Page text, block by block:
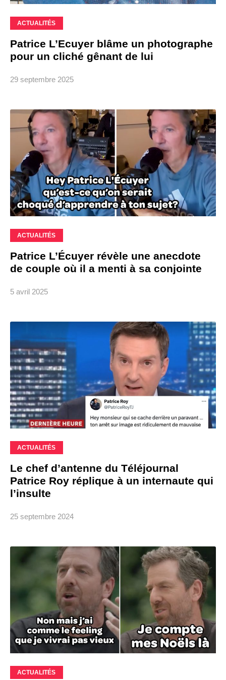
ACTUALITÉS
Patrice L’Ecuyer blâme un photographe
pour un cliché gênant de lui
29 septembre 2025
ACTUALITÉS
Patrice L’Écuyer révèle une anecdote
de couple où il a menti à sa conjointe
5 avril 2025
ACTUALITÉS
Le chef d’antenne du Téléjournal
Patrice Roy réplique à un internaute qui
l’insulte
25 septembre 2024
ACTUALITÉS